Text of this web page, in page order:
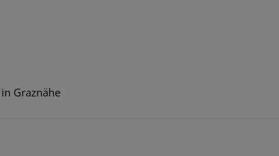
Graznähe